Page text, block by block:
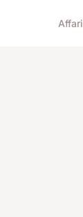
Affari